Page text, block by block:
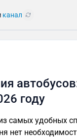
канал
году
самых удобных
нет